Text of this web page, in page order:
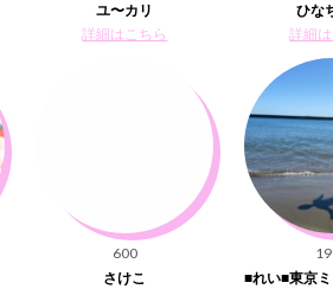
ユ〜カリ
詳細はこちら
ひな
詳細
600
さけこ
■れい■東京